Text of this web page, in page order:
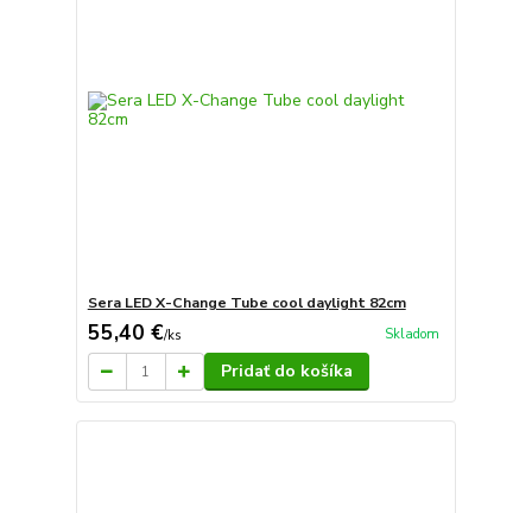
Sera LED X-Change Tube cool daylight 82cm
55,40 €/ks Skladom
Pridať do košíka